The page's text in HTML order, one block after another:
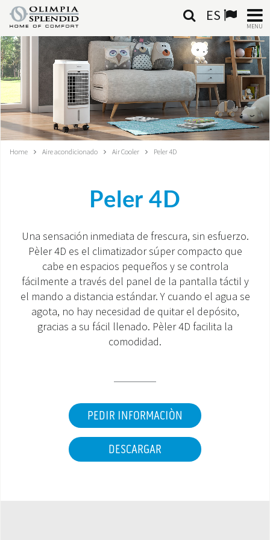
ES
MENU
ESPAÑOL
HOME
AIRE ACONDICIONADO
CALEFACCIÓN
CONTACTA CON NOSOTROS
ÁREA DE DESCARGA
Home Aire acondicionado Air Cooler Peler 4D
Peler 4D
Una sensación inmediata de frescura, sin esfuerzo.
Pèler 4D es el climatizador súper compacto que
cabe en espacios pequeños y se controla
fácilmente a través del panel de la pantalla táctil y
el mando a distancia estándar. Y cuando el agua se
agota, no hay necesidad de quitar el depósito,
gracias a su fácil llenado. Pèler 4D facilita la
comodidad.
PEDIR INFORMACIÒN
DESCARGAR